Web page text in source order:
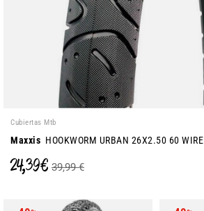
Cubiertas Mtb
Maxxis HOOKWORM URBAN 26X2.50 60 WIRE
24,39 € 39,99 €